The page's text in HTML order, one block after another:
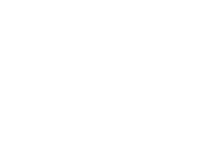
- DIY-